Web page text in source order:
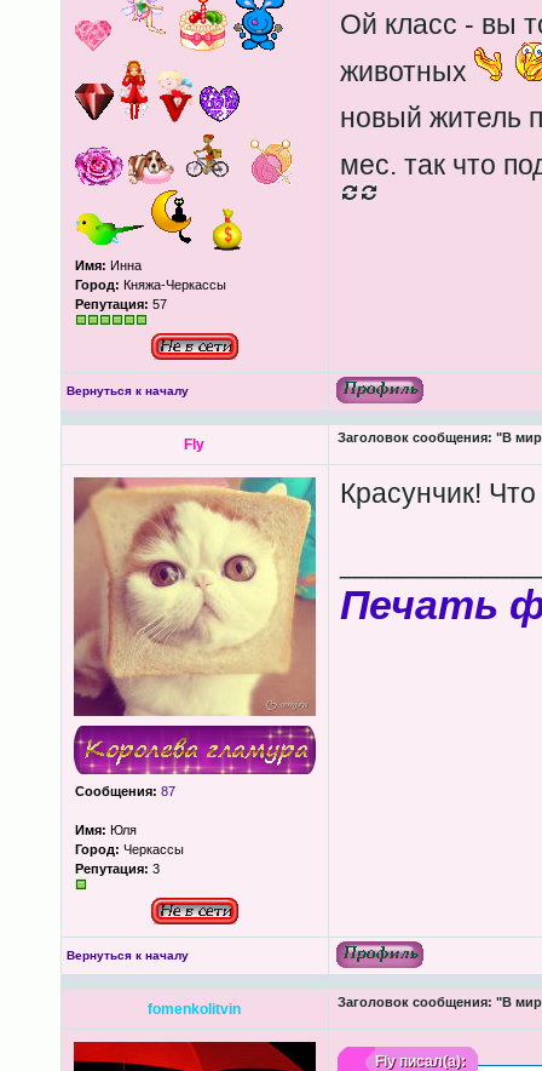
Имя: Инна
Город: Княжа-Черкассы
Репутация: 57
Ой класс - вы
животных
новый житель
мес. так что
Вернуться к началу
Fly Заголовок сообщения: "В
Сообщения: 87
Имя: Юля
Город: Черкассы
Репутация: 3
Красунчик!
Печать
Вернуться к началу
fomenkolitvin Заголовок сообщения: "В
Flyписал(а):